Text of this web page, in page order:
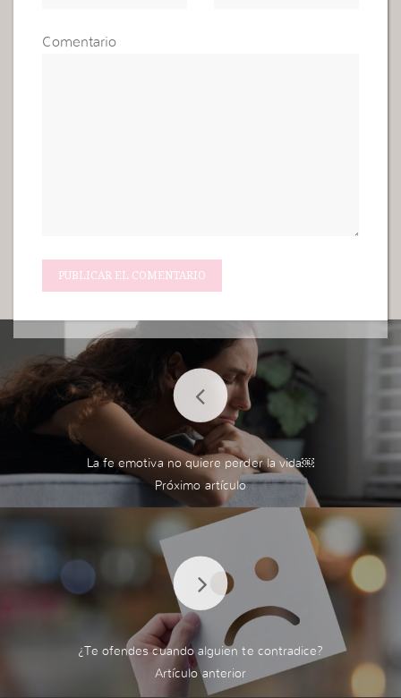
Comentario
La fe emotiva no quiere perder la vida￼
¿Te ofendes cuando alguien te contradice?